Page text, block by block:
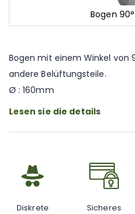
Bogen
der
Bildgalerie
springen
Bogen mit einem Winkel von
andere Belüftungsteile.
Ø : 160mm
Lesen sie die details
Diskrete
Sicheres